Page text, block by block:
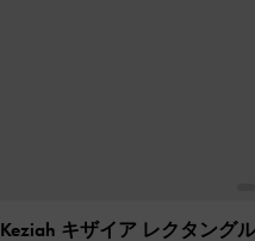
Keziah キザイア レクタング